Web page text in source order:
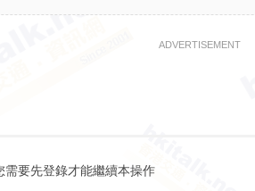
ADVERTISEMENT
需要先登錄才能繼續本操作